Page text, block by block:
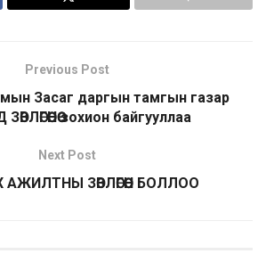
Previous Post
Засаг даргын тамгын газар
зохион байгууллаа
Next Post
ЗӨВЛӨГӨӨН БОЛЛОО